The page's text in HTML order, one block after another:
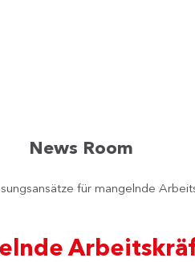
News Room
für mangelnde